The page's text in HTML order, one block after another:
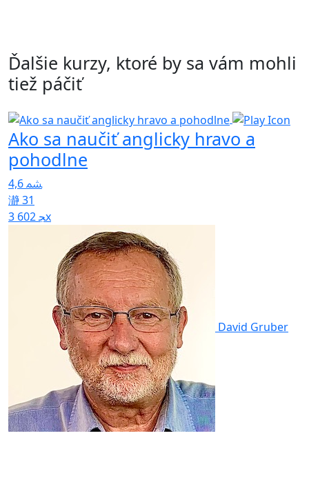
Ďalšie kurzy, ktoré by sa vám mohli
tiež páčiť
Ako sa naučiť anglicky hravo a
pohodlne
4,6
31
3 602x
David Gruber